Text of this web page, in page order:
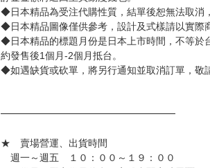
書籍有問題請不要拆封，請私訊大廚協助。
◆逾期未取且訂單取消後三個工作天內未有任何
◆書籍贈品&上市日、依出版社最終公布為主。
有時會上市前更改贈品內容或延後出版，還請注
◆網路購物取貨後開箱時建議全程錄影拍照存證
訂金金額將退回至買動漫錢包。
◆日本精品為受注代購性質，結單後恕無法取消